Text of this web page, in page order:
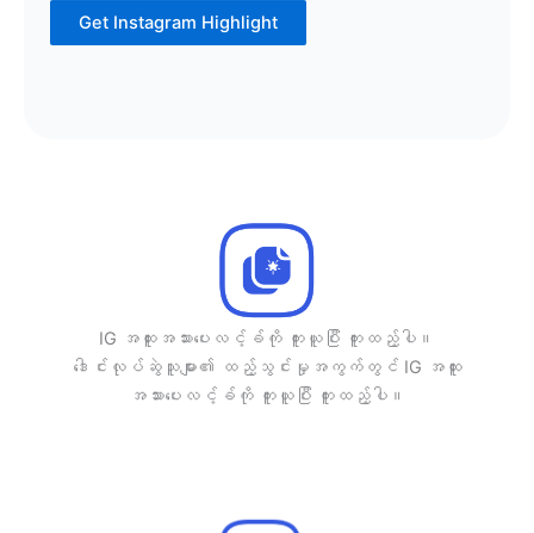
Get Instagram Highlight
IG အထူးအသားပေးလင့်ခ်ကို ကူးယူပြီး ကူးထည့်ပါ။
ဒေါင်းလုပ်ဆွဲသူများ၏ ထည့်သွင်းမှုအကွက်တွင် IG အထူး
အသားပေးလင့်ခ်ကို ကူးယူပြီး ကူးထည့်ပါ။